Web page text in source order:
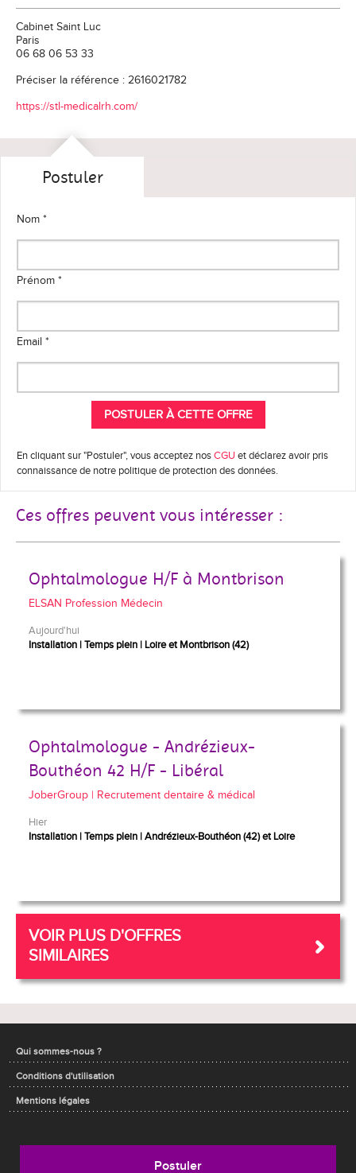
Postuler
Cabinet Saint Luc
Paris
06 68 06 53 33
Préciser la référence : 2616021782
https://stl-medicalrh.com/
Postuler
Nom *
Prénom *
Email *
En cliquant sur "Postuler", vous acceptez nosCGU et déclarez avoir pris
connaissance de notre politique de protection des données.
Ces offres peuvent vous intéresser :
Ophtalmologue H/F à Montbrison
ELSAN Profession Médecin
Aujourd'hui
Installation Temps plein Loire et Montbrison (42)
Ophtalmologue - Andrézieux-
Bouthéon 42 H/F - Libéral
JoberGroup | Recrutement dentaire & médical
Hier
Installation Temps plein Andrézieux-Bouthéon (42) et Loire
VOIR PLUS D'OFFRES
SIMILAIRES
Qui sommes-nous ?
Conditions d'utilisation
Mentions légales